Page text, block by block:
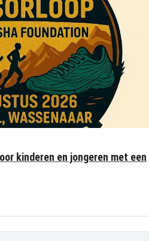
kinderen en jongeren met een